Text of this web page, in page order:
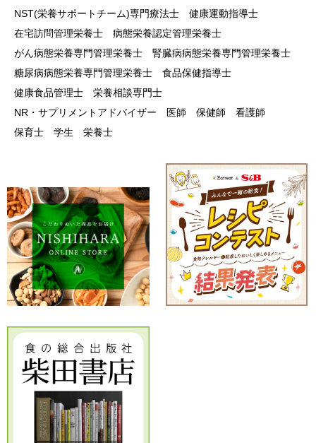
NST(栄養サポートチーム)専門療法士
健康運動指導士
在宅訪問管理栄養士
病態栄養認定管理栄養士
がん病態栄養専門管理栄養士
腎臓病病態栄養専門管理栄養士
糖尿病病態栄養専門管理栄養士
食品保健指導士
健康食品管理士
栄養相談専門士
NR・サプリメントアドバイザー
医師 保健師
看護師
保育士
学生 栄養士